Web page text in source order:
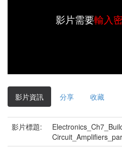
影片需要輸入
影片資訊 分享 收藏
影片標題: